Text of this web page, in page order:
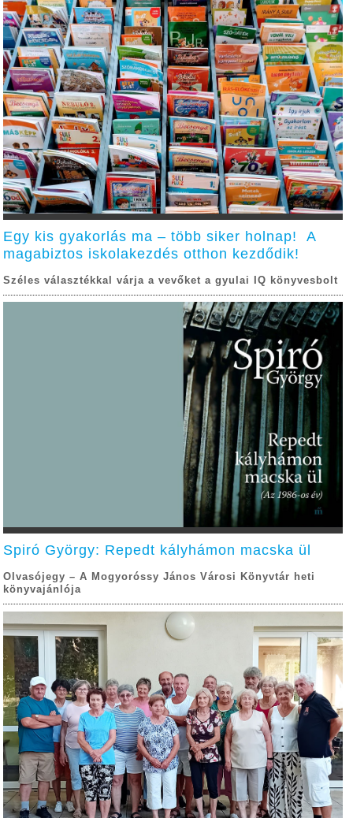
Egy kis gyakorlás ma – több siker holnap! A
magabiztos iskolakezdés otthon kezdődik!
Széles választékkal várja a vevőket a gyulai IQ könyvesbolt
Spiró György: Repedt kályhámon macska ül
Olvasójegy – A Mogyoróssy János Városi Könyvtár heti
könyvajánlója